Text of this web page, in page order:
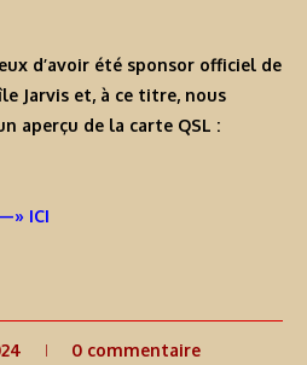
d’avoir été sponsor officiel de
Jarvis et, à ce titre, nous
aperçu de la carte QSL :
ICI
0 commentaire